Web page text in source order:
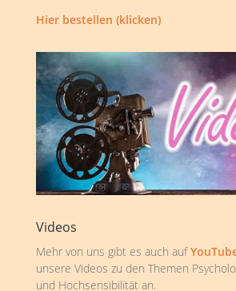
Hier bestellen (klicken)
Videos
Mehr von uns gibt es auch auf
unsere Videos zu den Themen
und Hochsensibilität an.